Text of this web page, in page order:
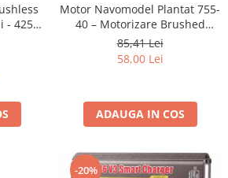
- 4250
Motor Navomodel Plantat 755-
40 – Motorizare Brushed
Economică și Fiabilă
85,41 Lei
58,00 Lei
ADAUGA IN COS
-20%